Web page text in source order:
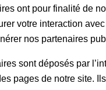
ont pour finalité de
votre interaction
nos partenaires
sont déposés par
pages de notre site.